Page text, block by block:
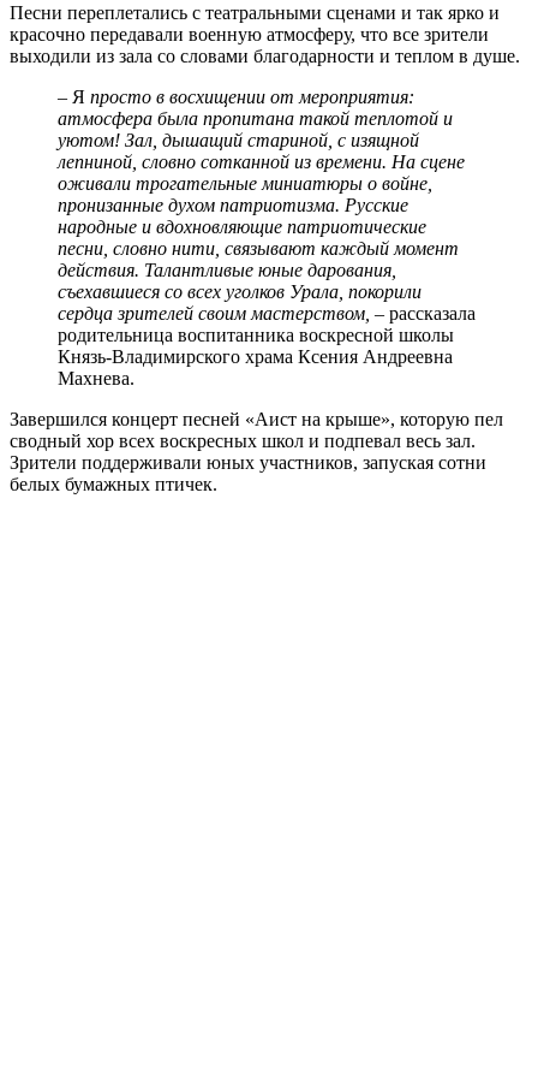
Песни переплетались с театральными сценами и так ярко и
красочно передавали военную атмосферу, что все зрители
выходили из зала со словами благодарности и теплом в душе.
– Я просто в восхищении от мероприятия:
атмосфера была пропитана такой теплотой и
уютом! Зал, дышащий стариной, с изящной
лепниной, словно сотканной из времени. На сцене
оживали трогательные миниатюры о войне,
пронизанные духом патриотизма. Русские
народные и вдохновляющие патриотические
песни, словно нити, связывают каждый момент
действия. Талантливые юные дарования,
съехавшиеся со всех уголков Урала, покорили
сердца зрителей своим мастерством, – рассказала
родительница воспитанника воскресной школы
Князь-Владимирского храма Ксения Андреевна
Махнева.
Завершился концерт песней «Аист на крыше», которую пел
сводный хор всех воскресных школ и подпевал весь зал.
Зрители поддерживали юных участников, запуская сотни
белых бумажных птичек.